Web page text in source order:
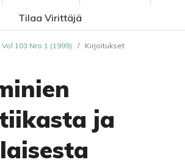
Tilaa Virittäjä
Vol 103 Nro 1 (1999) / Kirjoitukset
ja